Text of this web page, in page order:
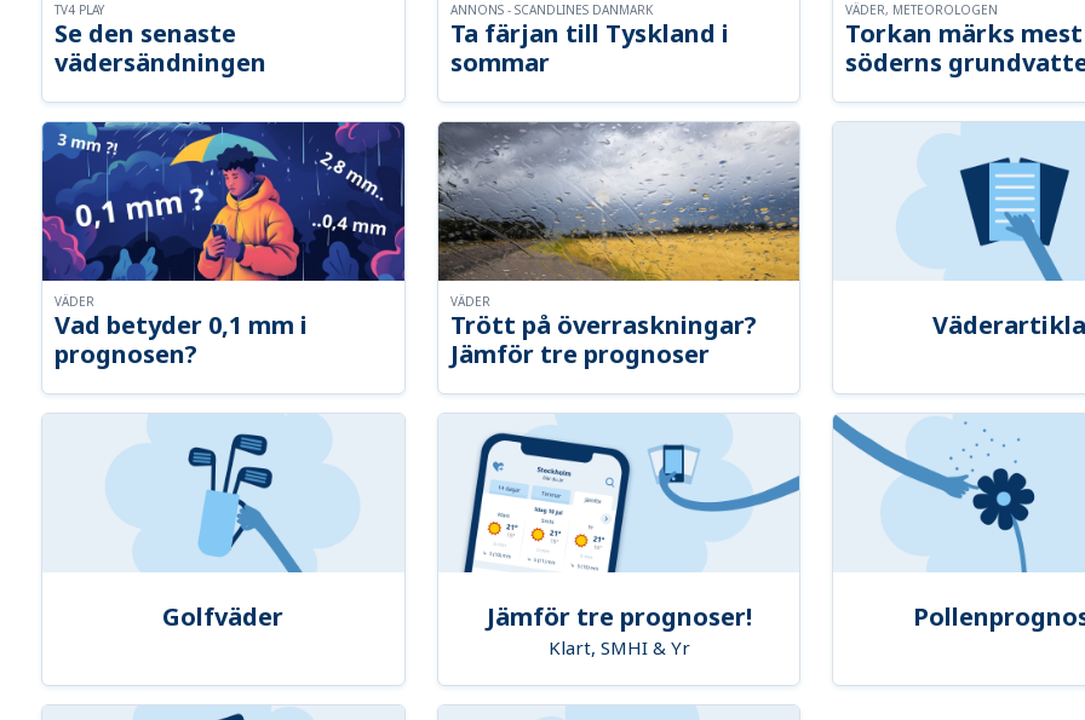
Se den senaste
vädersändningen
TV4 PLAY
Ta färjan till Tyskland i
sommar
ANNONS - SCANDLINES DANMARK
Torkan märks
söderns
VÄDER, METEOROLOGEN
Vad betyder 0,1 mm i
prognosen?
VÄDER
Trött på överraskningar?
Jämför tre prognoser
VÄDER
Golfväder Jämför tre prognoser!
Klart, SMHI & Yr